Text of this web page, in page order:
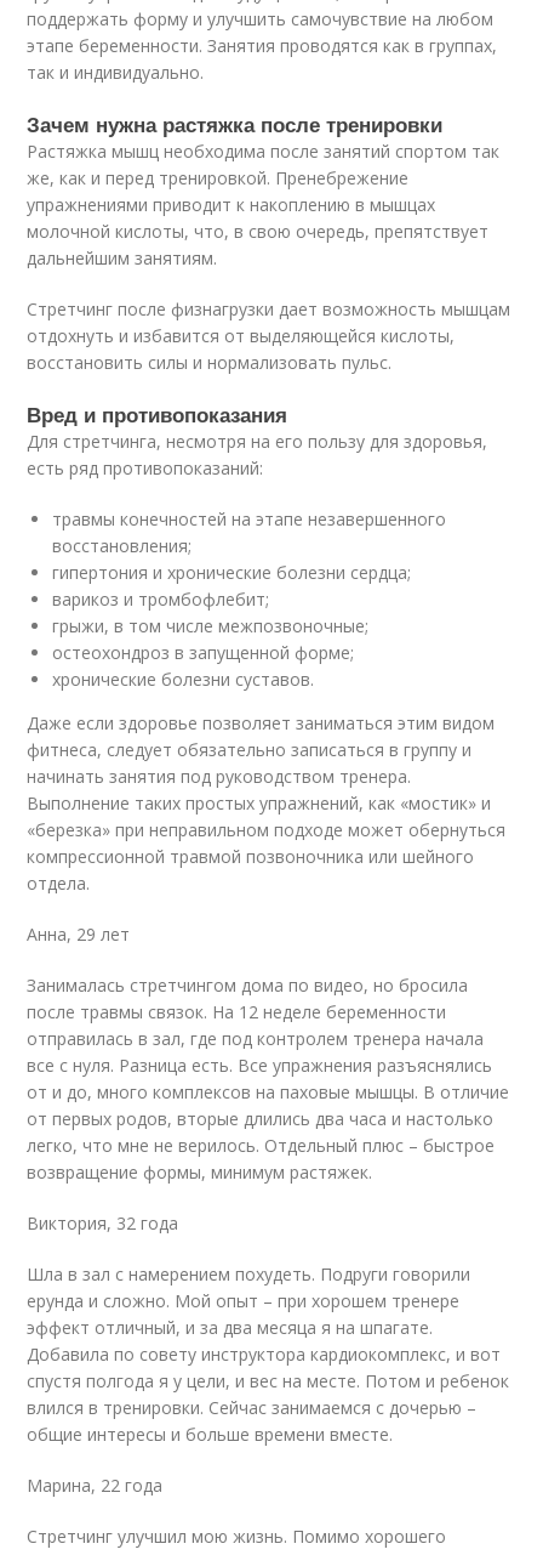
поддержать форму и улучшить самочувствие на любом
этапе беременности. Занятия проводятся как в группах,
так и индивидуально.
Зачем нужна растяжка после тренировки
Растяжка мышц необходима после занятий спортом так
же, как и перед тренировкой. Пренебрежение
упражнениями приводит к накоплению в мышцах
молочной кислоты, что, в свою очередь, препятствует
дальнейшим занятиям.
Стретчинг после физнагрузки дает возможность мышцам
отдохнуть и избавится от выделяющейся кислоты,
восстановить силы и нормализовать пульс.
Вред и противопоказания
Для стретчинга, несмотря на его пользу для здоровья,
есть ряд противопоказаний:
травмы конечностей на этапе незавершенного
восстановления;
гипертония и хронические болезни сердца;
варикоз и тромбофлебит;
грыжи, в том числе межпозвоночные;
остеохондроз в запущенной форме;
хронические болезни суставов.
Даже если здоровье позволяет заниматься этим видом
фитнеса, следует обязательно записаться в группу и
начинать занятия под руководством тренера.
Выполнение таких простых упражнений, как «мостик» и
«березка» при неправильном подходе может обернуться
компрессионной травмой позвоночника или шейного
отдела.
Анна, 29 лет
Занималась стретчингом дома повидео, но бросила
после травмы связок. На 12 неделе беременности
отправилась в зал, где под контролем тренера начала
все с нуля. Разница есть. Все упражнения разъяснялись
от и до, много комплексов на паховые мышцы. В отличие
от первых родов, вторые длились два часа и настолько
легко, что мне не верилось. Отдельный плюс – быстрое
возвращение формы, минимум растяжек.
Виктория, 32 года
Шла в зал с намерением похудеть. Подруги говорили
ерунда и сложно. Мой опыт – при хорошем тренере
эффект отличный, и за два месяца я на шпагате.
Добавила по совету инструктора кардиокомплекс, и вот
спустя полгода я у цели, и вес на месте. Потом и ребенок
влился в тренировки. Сейчас занимаемся с дочерью –
общие интересы и больше времени вместе.
Марина, 22 года
Стретчинг улучшил мою жизнь. Помимо хорошего